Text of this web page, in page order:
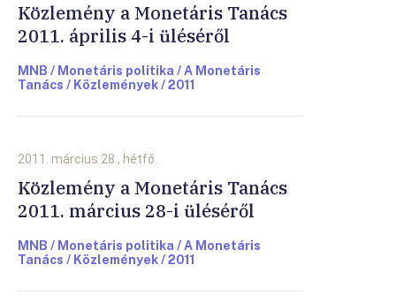
Közlemény a Monetáris Tanács
2011. április 4-i üléséről
MNB / Monetáris politika / A Monetáris
Tanács / Közlemények / 2011
2011. március 28., hétfő.
Közlemény a Monetáris Tanács
2011. március 28-i üléséről
MNB / Monetáris politika / A Monetáris
Tanács / Közlemények / 2011